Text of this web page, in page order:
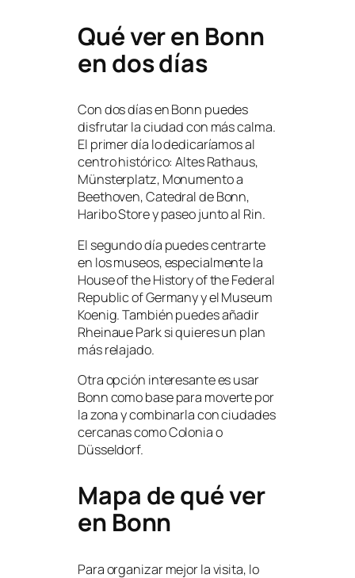
Qué ver en Bonn
en dos días
Con dos días en Bonn puedes
disfrutar la ciudad con más calma.
El primer día lo dedicaríamos al
centro histórico: Altes Rathaus,
Münsterplatz, Monumento a
Beethoven, Catedral de Bonn,
Haribo Store y paseo junto al Rin.
El segundo día puedes centrarte
en los museos, especialmente la
House of the History of the Federal
Republic of Germany y el Museum
Koenig. También puedes añadir
Rheinaue Park si quieres un plan
más relajado.
Otra opción interesante es usar
Bonn como base para moverte por
la zona y combinarla con ciudades
cercanas como Colonia o
Düsseldorf.
Mapa de qué ver
en Bonn
Para organizar mejor la visita, lo